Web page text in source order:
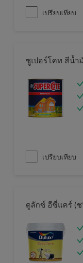
เปรียบเทียบ
ซูเปอร์โคท สีน้ำ
เปรียบเทียบ
ดูลักซ์ อีซี่แคร์ (ช